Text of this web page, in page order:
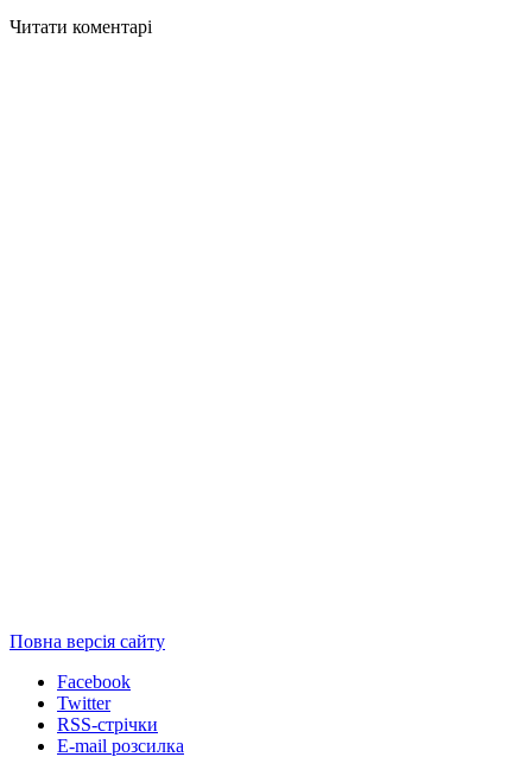
Читати коментарі
Повна версія сайту
Facebook
Twitter
RSS-стрічки
E-mail розсилка